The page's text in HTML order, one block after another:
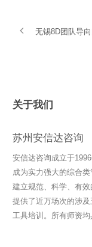
无锡8D团队导
关于我们
苏州安信达咨询
安信达咨询成立于
成为实力强大的综合
建立规范、科学、有
提供了近万场次的涉
工具培训。所有师资